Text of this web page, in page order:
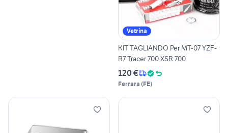
Vetrina
KIT TAGLIANDO Per MT-07 YZF-
R7 Tracer 700 XSR 700
120 €
Ferrara (FE)